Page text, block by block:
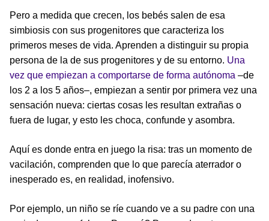
Pero a medida que crecen, los bebés salen de esa
simbiosis con sus progenitores que caracteriza los
primeros meses de vida. Aprenden a distinguir su propia
persona de la de sus progenitores y de su entorno. Una
vez que empiezan a comportarse de forma autónoma –de
los 2 a los 5 años–, empiezan a sentir por primera vez una
sensación nueva: ciertas cosas les resultan extrañas o
fuera de lugar, y esto les choca, confunde y asombra.
Aquí es donde entra en juego la risa: tras un momento de
vacilación, comprenden que lo que parecía aterrador o
inesperado es, en realidad, inofensivo.
Por ejemplo, un niño se ríe cuando ve a su padre con una